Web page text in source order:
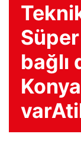
bağlı